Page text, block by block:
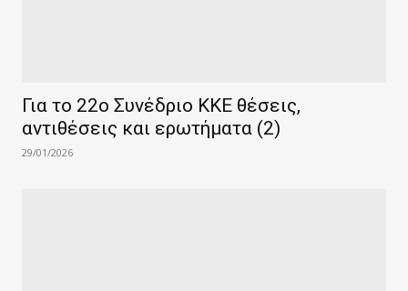
Για το 22ο Συνέδριο ΚΚΕ θέσεις,
αντιθέσεις και ερωτήματα (2)
29/01/2026